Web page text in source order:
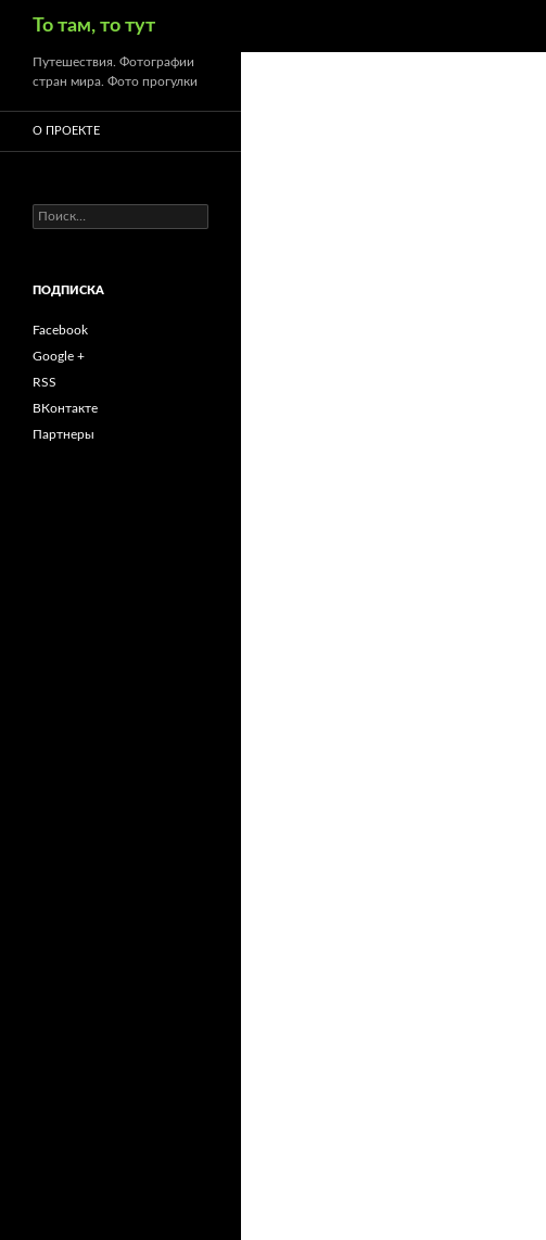
То там, то тут
Путешествия. Фотографии
стран мира. Фото прогулки
О ПРОЕКТЕ
Найти:
ПОДПИСКА
Facebook
Google +
RSS
ВКонтакте
Партнеры